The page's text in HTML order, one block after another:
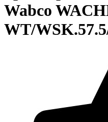
Wabco
WT/